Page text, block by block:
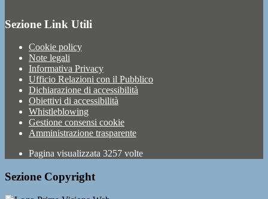
Sezione Link Utili
Cookie policy
Note legali
Informativa Privacy
Ufficio Relazioni con il Pubblico
Dichiarazione di accessibilità
Obiettivi di accessibilità
Whistleblowing
Gestione consensi cookie
Amministrazione trasparente
Pagina visualizzata 3257 volte
Sezione Copyright